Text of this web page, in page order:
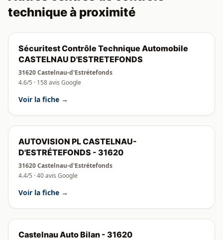
technique à proximité
Sécuritest Contrôle Technique Automobile
CASTELNAU D'ESTRETEFONDS
31620 Castelnau-d'Estrétefonds
4.6/5 · 158 avis Google
Voir la fiche →
AUTOVISION PL CASTELNAU-
D'ESTRÉTEFONDS - 31620
31620 Castelnau-d'Estrétefonds
4.4/5 · 40 avis Google
Voir la fiche →
Castelnau Auto Bilan - 31620